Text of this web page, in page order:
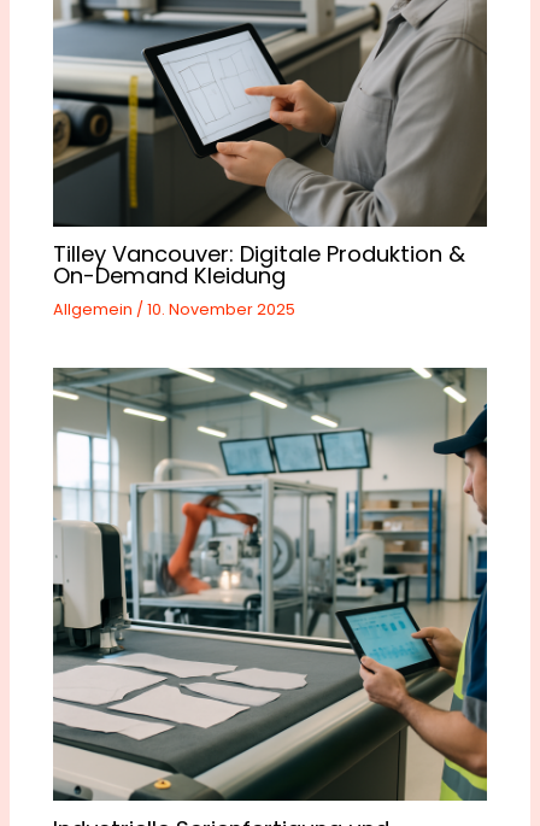
Tilley Vancouver: Digitale Produktion &
On-Demand Kleidung
Allgemein /10. November 2025